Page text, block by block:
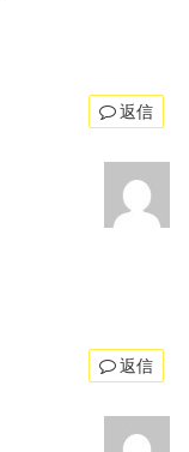
返信
返信